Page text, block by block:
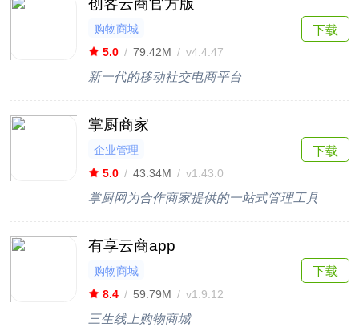
创客云商官方版
购物商城
5.0 / 79.42M / v4.4.47
新一代的移动社交电商平台
下载
掌厨商家
企业管理
5.0 / 43.34M / v1.43.0
掌厨网为合作商家提供的一站式管理工具
下载
有享云商app
购物商城
8.4 / 59.79M / v1.9.12
三生线上购物商城
下载